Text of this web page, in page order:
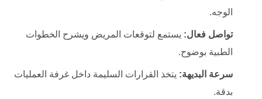
الوجه.
تواصل فعال: يستمع لتوقعات المريض ويشرح الخطوات
الطبية بوضوح.
سرعة البديهة: يتخذ القرارات السليمة داخل غرفة العمليات
بدقة.